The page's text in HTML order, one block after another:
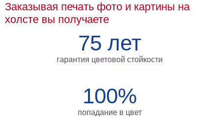
Заказывая печать фото и картины на
холсте вы получаете
75 лет
гарантия цветовой стойкости
100%
попадание в цвет